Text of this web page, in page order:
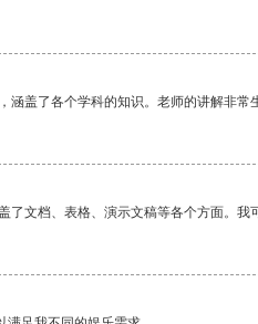
涵盖了各个学科的知识。老师的讲解非常
了文档、表格、演示文稿等各个方面。我